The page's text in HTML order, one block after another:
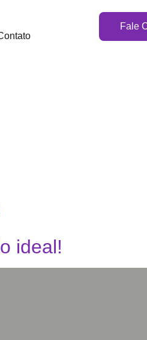
Fale
ideal!